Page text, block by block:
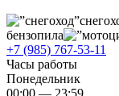
бензопила
+7 (985) 767-53-11
Часы работы
Понедельник
00:00 — 23:59